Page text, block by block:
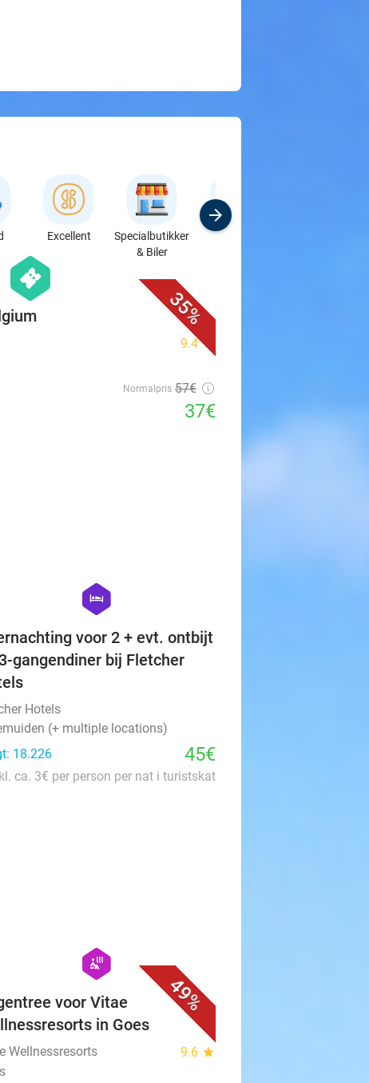
Excellent
Specialbutikker
& Biler
Sport
35%
hexagon
events
9.4star
Normalpris 57€
37€
hexagon
hotel
voor 2 + evt. ontbijt
gangendiner bij Fletcher
Hotels
(+ multiple locations)
18.226
45€
ca. 3€ per person per nat i turistskat
49%
hexagon
wellness
voor Vitae
in Goes
Wellnessresorts 9.6 star